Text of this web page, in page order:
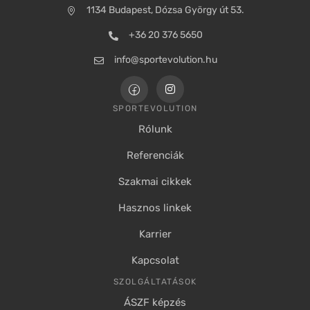
1134 Budapest, Dózsa György út 53.
+36 20 376 5650
info@sportevolution.hu
SPORTEVOLUTION
Rólunk
Referenciák
Szakmai cikkek
Hasznos linkek
Karrier
Kapcsolat
SZOLGÁLTATÁSOK
ÁSZF képzés